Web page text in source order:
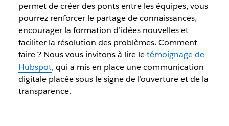
permet de créer des ponts entre les équipes, vous
pourrez renforcer le partage de connaissances,
encourager la formation d’idées nouvelles et
faciliter la résolution des problèmes. Comment
faire ? Nous vous invitons à lire letémoignage de
Hubspot, qui a mis en place une communication
digitale placée sous le signe de l’ouverture et de la
transparence.